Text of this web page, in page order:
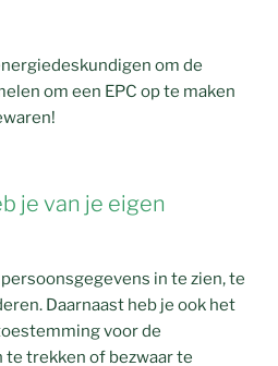
om de
om een EPC op te maken
je van je eigen
in te zien, te
Daarnaast heb je ook het
voor de
trekken of bezwaar te